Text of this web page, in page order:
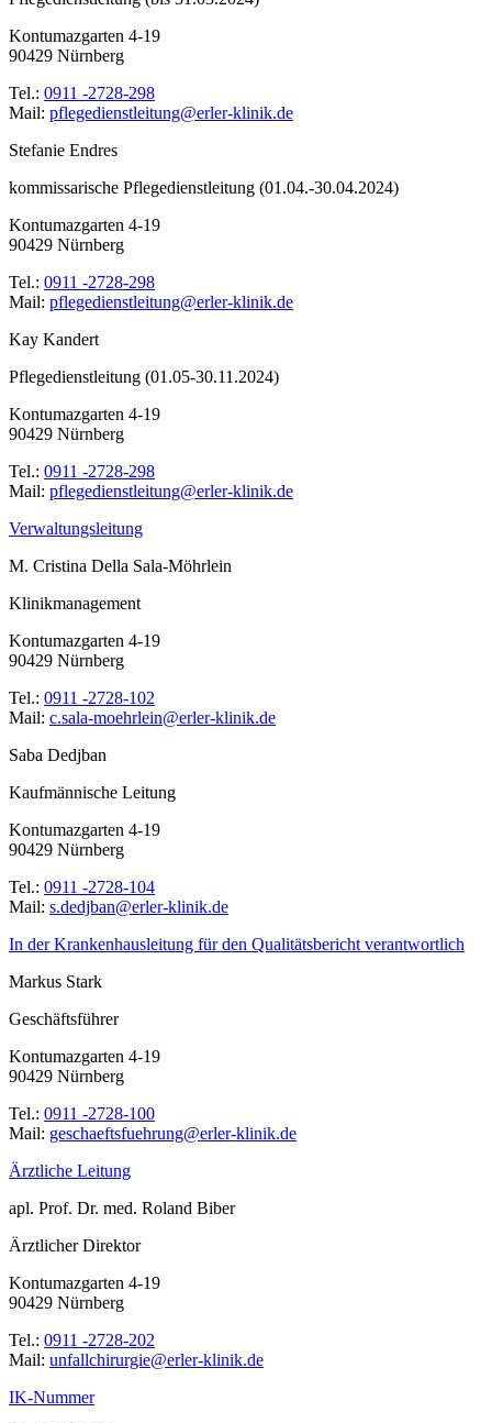
Kontumazgarten 4-19
90429 Nürnberg
Tel.: 0911 -2728-298
Mail: ed.kinilk-relre@gnutieltsneidegelfp
Stefanie Endres
kommissarische Pflegedienstleitung (01.04.-30.04.2024)
Kontumazgarten 4-19
90429 Nürnberg
Tel.: 0911 -2728-298
Mail: ed.kinilk-relre@gnutieltsneidegelfp
Kay Kandert
Pflegedienstleitung (01.05-30.11.2024)
Kontumazgarten 4-19
90429 Nürnberg
Tel.: 0911 -2728-298
Mail: ed.kinilk-relre@gnutieltsneidegelfp
Verwaltungsleitung
M. Cristina Della Sala-Möhrlein
Klinikmanagement
Kontumazgarten 4-19
90429 Nürnberg
Tel.: 0911 -2728-102
Mail: ed.kinilk-relre@nielrheom-alas.c
Saba Dedjban
Kaufmännische Leitung
Kontumazgarten 4-19
90429 Nürnberg
Tel.: 0911 -2728-104
Mail: ed.kinilk-relre@nabjded.s
In der Krankenhausleitung für den Qualitätsbericht verantwortlich
Markus Stark
Geschäftsführer
Kontumazgarten 4-19
90429 Nürnberg
Tel.: 0911 -2728-100
Mail: ed.kinilk-relre@gnurheufstfeahcseg
Ärztliche Leitung
apl. Prof. Dr. med. Roland Biber
Ärztlicher Direktor
Kontumazgarten 4-19
90429 Nürnberg
Tel.: 0911 -2728-202
Mail: ed.kinilk-relre@eigrurihcllafnu
IK-Nummer